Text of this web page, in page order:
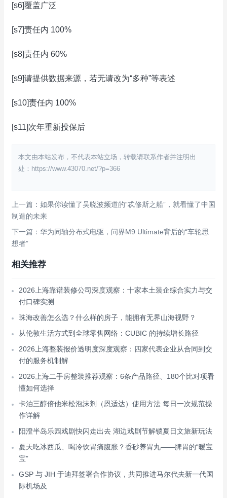
[s6]覆盖广泛
[s7]责任内 100%
[s8]责任内 60%
[s9]请提供数据来源，若无请改为“多种”等表述
[s10]责任内 100%
[s11]次年重新投保后
本文由本站发布，不代表本站立场，转载请联系作者并注明出
处：https://www.43070.net/?p=366
上一篇：如果你读懂了吴晓波频道的“忒修斯之船”，就看懂了中国
制造的未来
下一篇：华为同轴分布式电驱，问界M9 Ultimate背后的“车轮思
想者”
相关推荐
2026上海靠谱装修公司深度观察：十家本土装企综合实力与交
付口碑实测
珠海改善怎么选？什么样的房子，能拥有无界山海视野？
从伦敦生活方式到全球零售网络：CUBIC 的持续增长路径
2026上海整装报价透明度深度观察：四家代表企业从合同到交
付的服务机制解
2026上海二手房整装推荐观察：6条产品路径、180个比对项看
懂如何选择
卡泊三醇倍他米松泡沫剂（恩适达）使用方法 每日一次规范操
作详解
阳澄半岛乐园戏剧快闪走出去 湖边戏剧节解锁夏日文旅新玩法
夏天吃冰西瓜、喝冷饮胃痛腹胀？香砂养胃丸——脾胃的“暖宝
宝”
GSP 与 JIH 于迪拜签署合作协议，共同推进马尔代夫新一代国
际机场及